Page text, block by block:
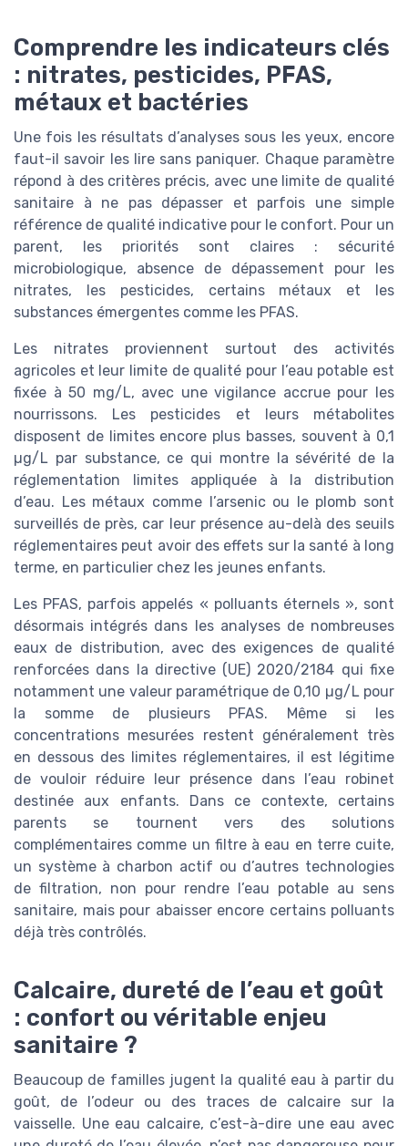
Comprendre les indicateurs clés
: nitrates, pesticides, PFAS,
métaux et bactéries
Une fois les résultats d’analyses sous les yeux, encore
faut-il savoir les lire sans paniquer. Chaque paramètre
répond à des critères précis, avec une limite de qualité
sanitaire à ne pas dépasser et parfois une simple
référence de qualité indicative pour le confort. Pour un
parent, les priorités sont claires : sécurité
microbiologique, absence de dépassement pour les
nitrates, les pesticides, certains métaux et les
substances émergentes comme les PFAS.
Les nitrates proviennent surtout des activités
agricoles et leur limite de qualité pour l’eau potable est
fixée à 50 mg/L, avec une vigilance accrue pour les
nourrissons. Les pesticides et leurs métabolites
disposent de limites encore plus basses, souvent à 0,1
µg/L par substance, ce qui montre la sévérité de la
réglementation limites appliquée à la distribution
d’eau. Les métaux comme l’arsenic ou le plomb sont
surveillés de près, car leur présence au-delà des seuils
réglementaires peut avoir des effets sur la santé à long
terme, en particulier chez les jeunes enfants.
Les PFAS, parfois appelés « polluants éternels », sont
désormais intégrés dans les analyses de nombreuses
eaux de distribution, avec des exigences de qualité
renforcées dans la directive (UE) 2020/2184 qui fixe
notamment une valeur paramétrique de 0,10 µg/L pour
la somme de plusieurs PFAS. Même si les
concentrations mesurées restent généralement très
en dessous des limites réglementaires, il est légitime
de vouloir réduire leur présence dans l’eau robinet
destinée aux enfants. Dans ce contexte, certains
parents se tournent vers des solutions
complémentaires comme un filtre à eau en terre cuite,
un système à charbon actif ou d’autres technologies
de filtration, non pour rendre l’eau potable au sens
sanitaire, mais pour abaisser encore certains polluants
déjà très contrôlés.
Calcaire, dureté de l’eau et goût
: confort ou véritable enjeu
sanitaire ?
Beaucoup de familles jugent la qualité eau à partir du
goût, de l’odeur ou des traces de calcaire sur la
vaisselle. Une eau calcaire, c’est-à-dire une eau avec